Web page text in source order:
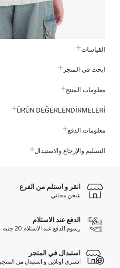
القياسات
ابحث في المتجر
معلومات المنتج
ÜRÜN DEĞERLENDİRMELERİ
معلومات الدفع
التسليم والإرجاع والاستبدال
انقر و استلم من الفرع
شحن مجاني
الدفع عند الاستلام
رسوم الدفع عند الاستلام 20 جنيه
استبدال في المتجر
اشتري أونلاين و استبدل من المتجر